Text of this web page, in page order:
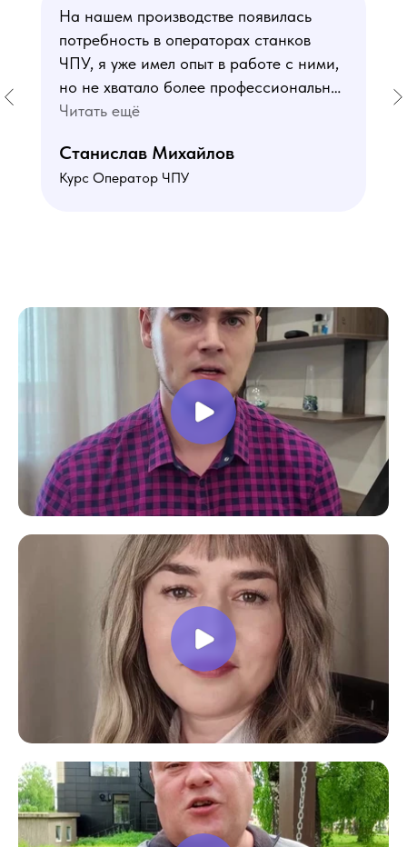
На нашем производстве появилась
потребность в операторах станков
ЧПУ, я уже имел опыт в работе с ними,
но не хватало более профессиональных
знаний. В курсе мне понравился блок
и программированию - это как раз то,
чего мне не хватало. Преподаватели
доволен, в работе всё пригодилось!
Читать ещё
Станислав Михайлов
Курс Оператор ЧПУ